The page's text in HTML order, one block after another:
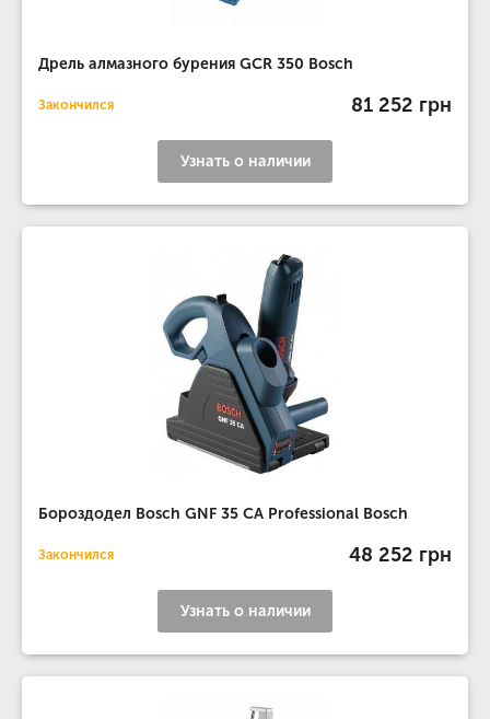
Дрель алмазного бурения GCR 350 Bosch
Закончился 81 252 грн
Узнать о наличии
Бороздодел Bosch GNF 35 CA Professional Bosch
Закончился 48 252 грн
Узнать о наличии